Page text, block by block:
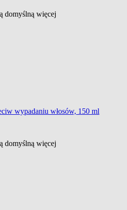
domyślną więcej
wypadaniu włosów, 150 ml
domyślną więcej